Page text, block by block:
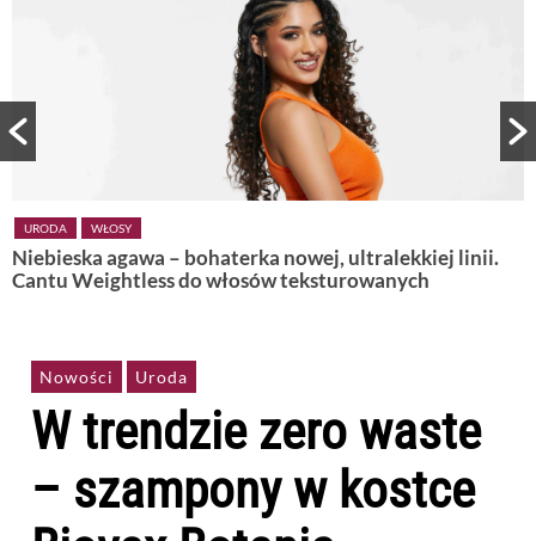
URODA WŁOSY
Niebieska agawa – bohaterka nowej, ultralekkiej linii.
Cantu Weightless do włosów teksturowanych
Nowości Uroda
W trendzie zero waste
– szampony w kostce